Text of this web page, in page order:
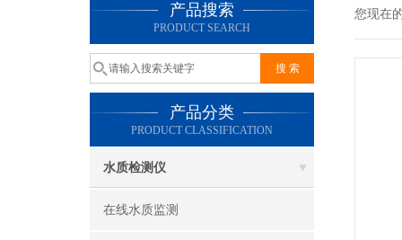
产品搜索
PRODUCT SEARCH
产品分类
PRODUCT CLASSIFICATION
水质检测仪
在线水质监测
您现在